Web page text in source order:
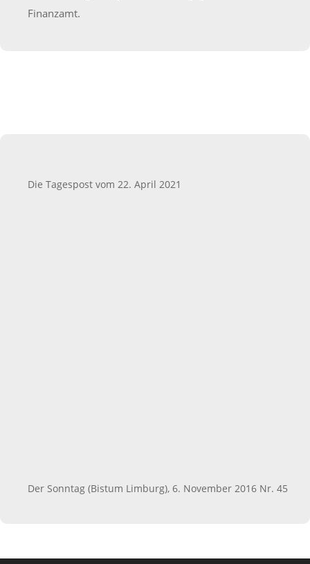
Finanzamt.
Die Tagespost vom 22. April 2021
Der Sonntag (Bistum Limburg), 6. November 2016 Nr. 45